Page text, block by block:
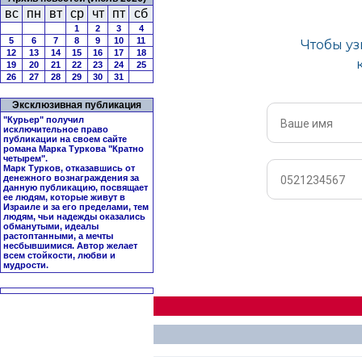
вс пн вт ср чт пт сб
1 2 3
4
5
6 7 8 9 10
11
12
13 14 15 16 17
18
19
20 21 22 23 24
25
26
27 28 29 30 31
Эксклюзивная публикация
"Курьер" получил
исключительное право
публикации на своем сайте
романа Марка Туркова "Кратно
четырем".
Марк Турков, отказавшись от
денежного вознаграждения за
данную публикацию, посвящает
ее людям, которые живут в
Израиле и за его пределами, тем
людям, чьи надежды оказались
обманутыми, идеалы
растоптанными, а мечты
несбывшимися. Автор желает
всем стойкости, любви и
мудрости.